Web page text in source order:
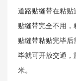
道路贴缝带在粘贴
贴缝带完全不用
贴缝带粘贴完毕
毕就可开放交通
米。